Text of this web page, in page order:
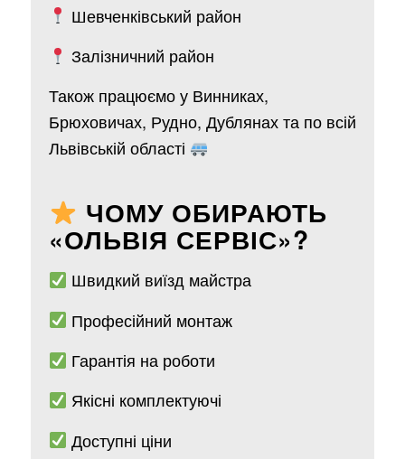
Шевченківський район
Залізничний район
Також працюємо у Винниках,
Брюховичах, Рудно, Дублянах та по всій
Львівській області
ЧОМУ ОБИРАЮТЬ
«ОЛЬВІЯ СЕРВІС»?
Швидкий виїзд майстра
Професійний монтаж
Гарантія на роботи
Якісні комплектуючі
Доступні ціни